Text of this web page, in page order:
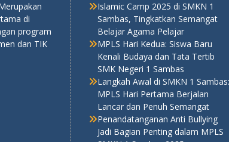
di
program
dan TIK
Islamic Camp 2025 di SMKN 1
Sambas, Tingkatkan Semangat
Belajar Agama Pelajar
MPLS Hari Kedua: Siswa Baru
Kenali Budaya dan Tata Tertib
SMK Negeri 1 Sambas
Langkah Awal di SMKN 1 Sambas:
MPLS Hari Pertama Berjalan
Lancar dan Penuh Semangat
Penandatanganan Anti Bullying
Jadi Bagian Penting dalam MPLS